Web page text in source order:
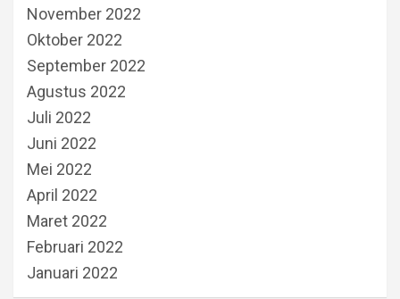
November 2022
Oktober 2022
September 2022
Agustus 2022
Juli 2022
Juni 2022
Mei 2022
April 2022
Maret 2022
Februari 2022
Januari 2022